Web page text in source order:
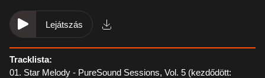
Lejátszás
Tracklista:
01. Star Melody - PureSound Sessions, Vol. 5 (kezdődött: